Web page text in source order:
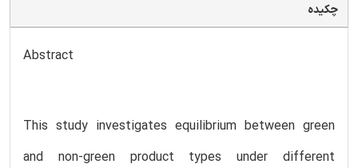
چکیده
Abstract
This study investigates equilibrium between green
and non-green product types under different